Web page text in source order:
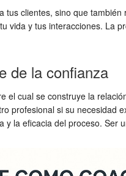
clientes, sino que
vida y tus interacciones.
de la confianza
cual se construye la
profesional si su
y la eficacia del proceso. Ser